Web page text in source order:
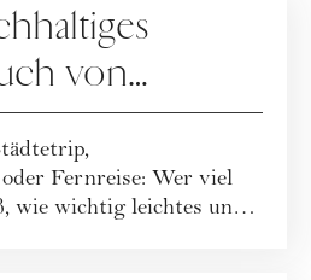
von
Fernreise: Wer viel
wie wichtig leichtes und